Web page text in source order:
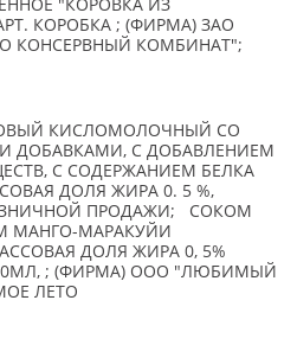
"КОРОВКА ИЗ
КОРОБКА ; (ФИРМА) ЗАО
КОНСЕРВНЫЙ КОМБИНАТ";
КИСЛОМОЛОЧНЫЙ СО
ДОБАВКАМИ, С ДОБАВЛЕНИЕМ
С СОДЕРЖАНИЕМ БЕЛКА
ДОЛЯ ЖИРА 0. 5 %,
ПРОДАЖИ; СОКОМ
МАНГО-МАРАКУЙИ
ДОЛЯ ЖИРА 0, 5%
; (ФИРМА) ООО "ЛЮБИМЫЙ
ЛЕТО